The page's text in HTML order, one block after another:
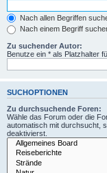
Nach allen Begriffen
Nach einem Begriff
Zu suchender Autor:
Benutze ein * als Platzhalter
SUCHOPTIONEN
Zu durchsuchende Foren:
Wähle das Forum oder die
automatisch mit durchsucht,
deaktivierst.